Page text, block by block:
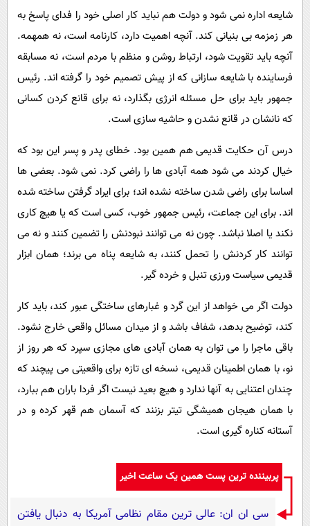
شایعه اداره نمی شود و دولت هم نباید کار اصلی خود را فدای پاسخ به
هر زمزمه بی بنیانی کند. آنچه اهمیت دارد، کارنامه است، نه همهمه.
آنچه باید تقویت شود، ارتباط روشن و منظم با مردم است، نه مسابقه
فرساینده با شایعه سازانی که از پیش تصمیم خود را گرفته اند. رئیس
جمهور باید برای حل مسئله انرژی بگذارد، نه برای قانع کردن کسانی
که نانشان در قانع نشدن و حاشیه سازی است.
درس آن حکایت قدیمی هم همین بود. خطای پدر و پسر این بود که
خیال کردند می شود همه آبادی ها را راضی کرد. نمی شود. بعضی ها
اساسا برای راضی شدن ساخته نشده اند؛ برای ایراد گرفتن ساخته شده
اند. برای این جماعت، رئیس جمهور خوب، کسی است که یا هیچ کاری
نکند یا اصلا نباشد. چون نه می توانند نبودنش را تضمین کنند و نه می
توانند کار کردنش را تحمل کنند، به شایعه پناه می برند؛ همان ابزار
قدیمی سیاست ورزی تنبل و خرده گیر.
دولت اگر می خواهد از این گرد و غبارهای ساختگی عبور کند، باید کار
کند، توضیح بدهد، شفاف باشد و از میدان مسائل واقعی خارج نشود.
باقی ماجرا را می توان به همان آبادی های مجازی سپرد که هر روز از
نو، با همان اطمینان قدیمی، نسخه ای تازه برای واقعیتی می پیچند که
چندان اعتنایی به آنها ندارد و هیچ بعید نیست اگر فردا باران هم ببارد،
با همان هیجان همیشگی تیتر بزنند که آسمان هم قهر کرده و در
آستانه کناره گیری است.
پربیننده ترین پست همین یک ساعت اخیر
سی ان ان: عالی ترین مقام نظامی آمریکا به دنبال یافتن